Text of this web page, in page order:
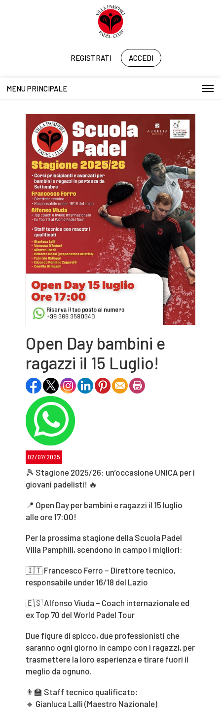
REGISTRATI ACCEDI
MENU PRINCIPALE
Open Day bambini e
ragazzi il 15 Luglio!
02/07/2025
🎾 Stagione 2025/26: un’occasione UNICA per i
giovani padelisti! 🔥
📍 Open Day per bambini e ragazzi il 15 luglio
alle ore 17:00!
Per la prossima stagione della Scuola Padel
Villa Pamphili, scendono in campo i migliori:
🇮🇹 Francesco Ferro – Direttore tecnico,
responsabile under 16/18 del Lazio
🇪🇸 Alfonso Viuda – Coach internazionale ed
ex Top 70 del World Padel Tour
Due figure di spicco, due professionisti che
saranno ogni giorno in campo con i ragazzi, per
trasmettere la loro esperienza e tirare fuori il
meglio da ognuno.
👨‍🏫 Staff tecnico qualificato:
🔸 Gianluca Lalli (Maestro Nazionale)